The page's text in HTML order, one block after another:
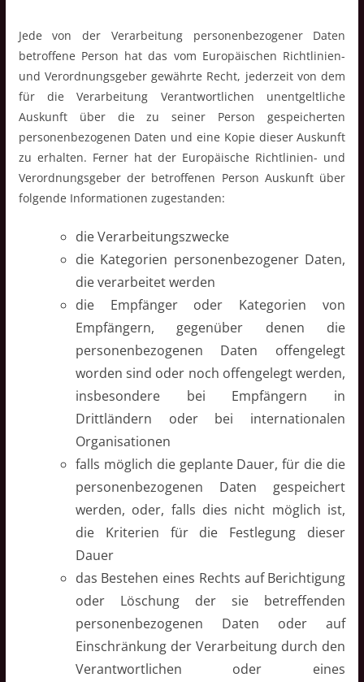
Jede von der Verarbeitung personenbezogener Daten
betroffene Person hat das vom Europäischen Richtlinien-
und Verordnungsgeber gewährte Recht, jederzeit von dem
für die Verarbeitung Verantwortlichen unentgeltliche
Auskunft über die zu seiner Person gespeicherten
personenbezogenen Daten und eine Kopie dieser Auskunft
zu erhalten. Ferner hat der Europäische Richtlinien- und
Verordnungsgeber der betroffenen Person Auskunft über
folgende Informationen zugestanden:
die Verarbeitungszwecke
die Kategorien personenbezogener Daten,
die verarbeitet werden
die Empfänger oder Kategorien von
Empfängern, gegenüber denen die
personenbezogenen Daten offengelegt
worden sind oder noch offengelegt werden,
insbesondere bei Empfängern in
Drittländern oder bei internationalen
Organisationen
falls möglich die geplante Dauer, für die die
personenbezogenen Daten gespeichert
werden, oder, falls dies nicht möglich ist,
die Kriterien für die Festlegung dieser
Dauer
das Bestehen eines Rechts auf Berichtigung
oder Löschung der sie betreffenden
personenbezogenen Daten oder auf
Einschränkung der Verarbeitung durch den
Verantwortlichen oder eines